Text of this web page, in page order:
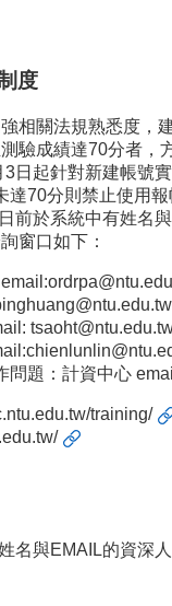
度
相關法規熟悉度，
驗成績達70分者，
日起針對新建帳號
70分則禁止使用
前於系統中有姓名
窗口如下：
問題：計資中心
training/
名與EMAIL的資深